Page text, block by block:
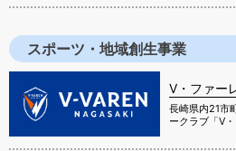
スポーツ・地域創生事業
V・ファー
長崎県内21市
ークラブ「V